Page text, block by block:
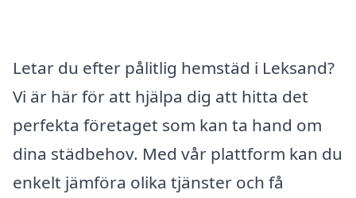
Letar du efter pålitlig hemstäd i Leksand?
Vi är här för att hjälpa dig att hitta det
perfekta företaget som kan ta hand om
dina städbehov. Med vår plattform kan du
enkelt jämföra olika tjänster och få